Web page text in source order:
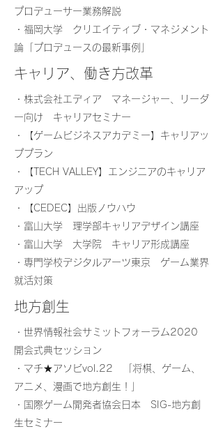
プロデューサー業務解説
・福岡大学 クリエイティブ・マネジメント
論「プロデュースの最新事例」
キャリア、働き方改革
​・株式会社エディア マネージャー、リーダ
ー向け キャリアセミナー
・【ゲームビジネスアカデミー】キャリアッ
ププラン
・【TECH VALLEY】エンジニアのキャリア
アップ
・【CEDEC】出版ノウハウ
・富山大学 理学部キャリアデザイン講座
・富山大学 大学院 キャリア形成講座
​・専門学校デジタルアーツ東京 ゲーム業界
就活対策
地方創生
・世界情報社会サミットフォーラム2020
開会式典セッション​
・マチ★アソビvol.22 「将棋、ゲーム、
アニメ、漫画で地方創生！」
・国際ゲーム開発者協会日本 SIG-地方創
生セミナー